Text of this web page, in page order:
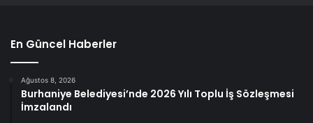
En Güncel Haberler
Ağustos 8, 2026
Burhaniye Belediyesi’nde 2026 Yılı Toplu İş Sözleşmesi
İmzalandı